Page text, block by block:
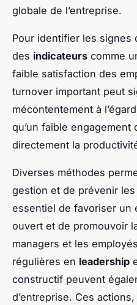
globale de l’entreprise.
Pour identifier les signes
des indicateurs comme
faible satisfaction des
turnover important peut
mécontentement à
qu’un faible
directement la
Diverses méthodes
gestion et de prévenir
essentiel de favoriser un
ouvert et de promouvoir
managers et les
régulières en leadership
constructif peuvent
d’entreprise. Ces